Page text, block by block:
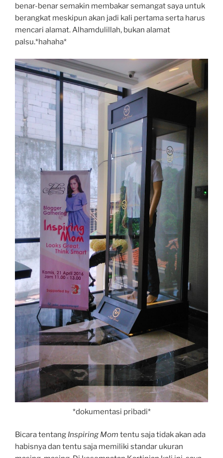
benar-benar semakin membakar semangat saya untuk
berangkat meskipun akan jadi kali pertama serta harus
mencari alamat. Alhamdulillah, bukan alamat
palsu.*hahaha*
*dokumentasi pribadi*
Bicara tentang Inspiring Mom tentu saja tidak akan ada
habisnya dan tentu saja memiliki standar ukuran